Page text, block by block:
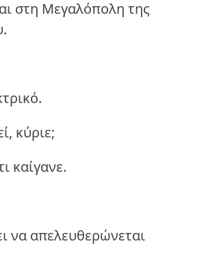
στη Μεγαλόπολη της
κύριε;
καίγανε.
να απελευθερώνεται